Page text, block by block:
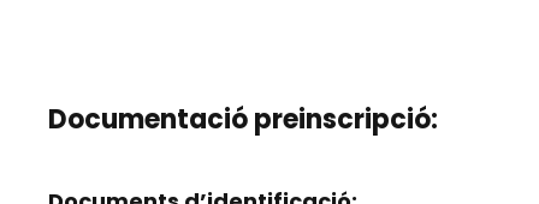
Documentació preinscripció: